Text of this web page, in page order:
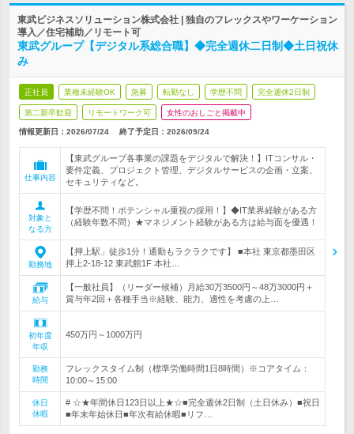
東武ビジネスソリューション株式会社 | 独自のフレックスやワーケーション
導入／住宅補助／リモート可
東武グループ【デジタル系総合職】◆完全週休二日制◆土日祝休
み
正社員 業種未経験OK 急募 転勤なし 学歴不問 完全週休2日制
第二新卒歓迎 リモートワーク可 女性のおしごと掲載中
情報更新日：2026/07/24 終了予定日： 2026/09/24
仕事内容
【東武グループ各事業の課題をデジタルで解決！】ITコンサル・
要件定義、プロジェクト管理、デジタルサービスの企画・立案、
セキュリティなど。
対象と
なる方
【学歴不問！ポテンシャル重視の採用！】◆IT業界経験がある方
（経験年数不問）★マネジメント経験がある方は給与面を優遇！
勤務地
【押上駅」徒歩1分！通勤もラクラクです】 ■本社 東京都墨田区
押上2-18-12 東武館1F 本社…
給与
【一般社員】（リーダー候補）月給30万3500円～48万3000円＋
賞与年2回＋各種手当※経験、能力、適性を考慮の上…
初年度
年収
450万円～1000万円
勤務
時間
フレックスタイム制（標準労働時間1日8時間）※コアタイム：
10:00～15:00
休日
休暇
# ☆★年間休日123日以上★☆■完全週休2日制（土日休み）■祝日
■年末年始休日■年次有給休暇■リフ…